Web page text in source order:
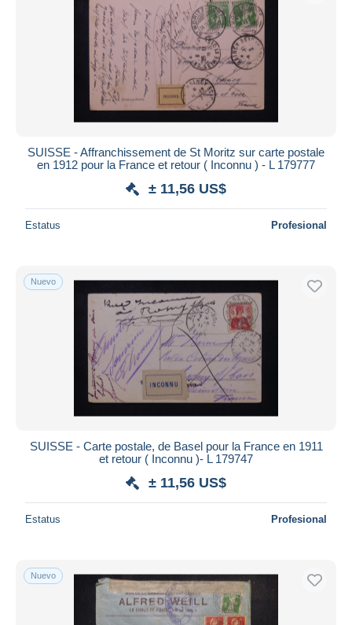
SUISSE - Affranchissement de St Moritz sur carte postale
en 1912 pour la France et retour ( Inconnu ) - L 179777
± 11,56 US$
Estatus Profesional
Nuevo
SUISSE - Carte postale, de Basel pour la France en 1911
et retour ( Inconnu )- L 179747
± 11,56 US$
Estatus Profesional
Nuevo